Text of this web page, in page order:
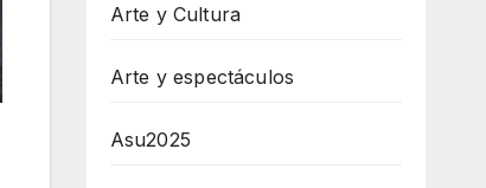
Arte y Cultura
Arte y espectáculos
Asu2025